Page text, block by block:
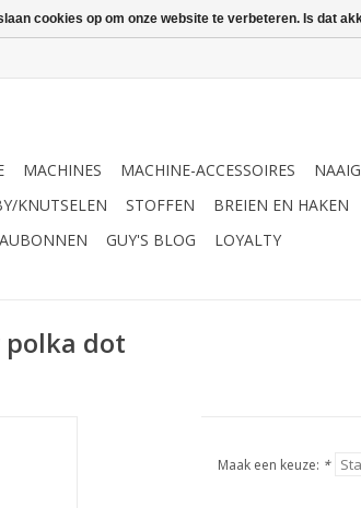
MACHINES MACHINE-ACCESSOIRES
KNUTSELEN
STOFFEN BREIEN EN HAKEN
GUY'S BLOG LOYALTY
dot
Maak een keuze: *
cookies op om onze website te verbeteren. Is dat